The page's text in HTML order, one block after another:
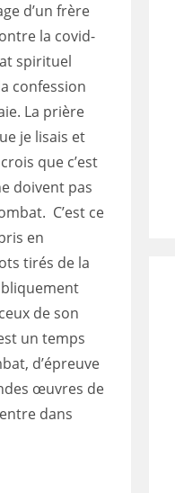
d’un frère
la covid-
spirituel
confession
La prière
je lisais et
que c’est
doivent pas
C’est ce
en
tirés de la
de son
un temps
d’épreuve
œuvres de
dans